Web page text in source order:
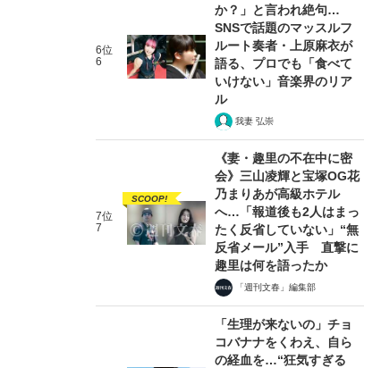
6位
6
か？」と言われ絶句…
SNSで話題のマッスルフ
ルート奏者・上原麻衣が
語る、プロでも「食べて
いけない」音楽界のリア
ル
我妻 弘崇
7位
7
SCOOP!
《妻・趣里の不在中に密
会》三山凌輝と宝塚OG花
乃まりあが高級ホテル
へ…「報道後も2人はまっ
たく反省していない」“無
反省メール”入手 直撃に
趣里は何を語ったか
「週刊文春」編集部
「生理が来ないの」チョ
コバナナをくわえ、自ら
の経血を…“狂気すぎる